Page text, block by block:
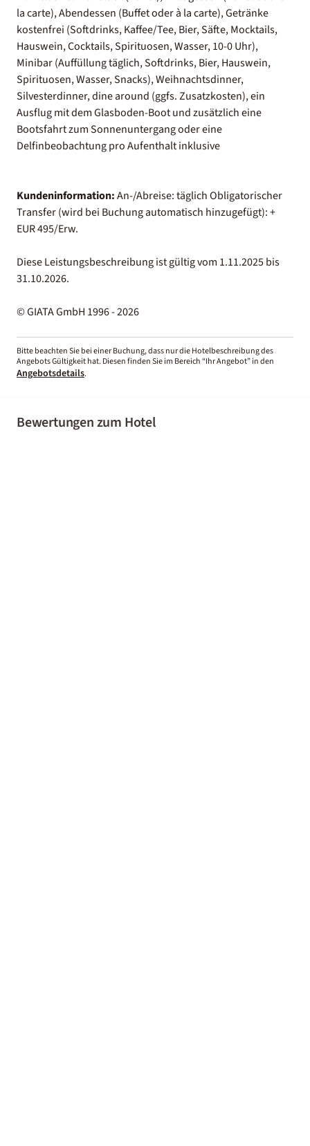
la carte), Abendessen (Buffet oder à la carte), Getränke
kostenfrei (Softdrinks, Kaffee/Tee, Bier, Säfte, Mocktails,
Hauswein, Cocktails, Spirituosen, Wasser, 10-0 Uhr),
Minibar (Auffüllung täglich, Softdrinks, Bier, Hauswein,
Spirituosen, Wasser, Snacks), Weihnachtsdinner,
Silvesterdinner, dine around (ggfs. Zusatzkosten), ein
Ausflug mit dem Glasboden-Boot und zusätzlich eine
Bootsfahrt zum Sonnenuntergang oder eine
Delfinbeobachtung pro Aufenthalt inklusive
Kundeninformation:An-/Abreise: täglich Obligatorischer
Transfer (wird bei Buchung automatisch hinzugefügt): +
EUR 495/Erw.
Diese Leistungsbeschreibung ist gültig vom 1.11.2025 bis
31.10.2026.
© GIATA GmbH 1996 - 2026
Bitte beachten Sie bei einer Buchung, dass nur die Hotelbeschreibung des
Angebots Gültigkeit hat. Diesen finden Sie im Bereich “Ihr Angebot” in den
Angebotsdetails.
Bewertungen zum Hotel